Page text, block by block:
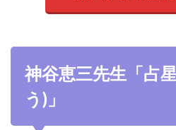
神谷恵三先生「占
う)」